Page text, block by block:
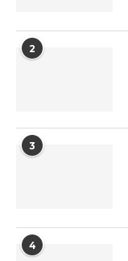
2
3
4